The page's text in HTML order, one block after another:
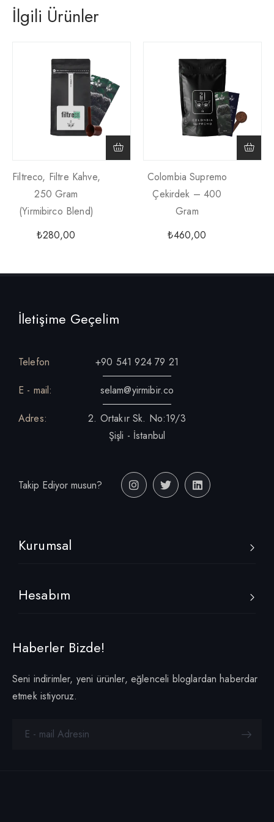
İlgili Ürünler
Filtreco, Filtre Kahve,
250 Gram
(yirmibirco Blend)
₺280,00
Colombia Supremo
Çekirdek – 400
Gram
₺460,00
İletişime Geçelim
Telefon
+90 541 924 79 21
E - mail:
selam@yirmibir.co
Adres:
2. Ortakır Sk. No:19/3
Şişli - İstanbul
Takip Ediyor musun?
Kurumsal
Hesabım
Haberler Bizde!
Seni indirimler, yeni ürünler, eğlenceli bloglardan haberdar
etmek istiyoruz.